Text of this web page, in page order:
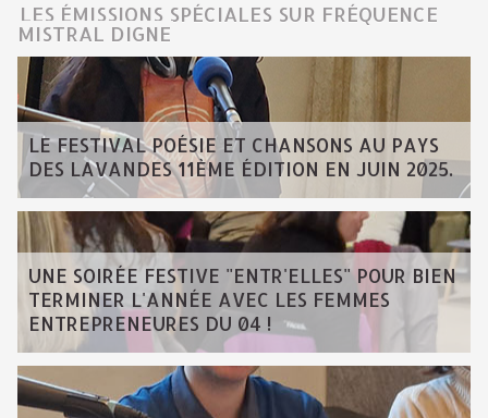
LES ÉMISSIONS SPÉCIALES SUR FRÉQUENCE
MISTRAL DIGNE
LE FESTIVAL POÉSIE ET CHANSONS AU PAYS
DES LAVANDES 11ÈME ÉDITION EN JUIN 2025.
UNE SOIRÉE FESTIVE "ENTR'ELLES" POUR BIEN
TERMINER L'ANNÉE AVEC LES FEMMES
ENTREPRENEURES DU 04 !